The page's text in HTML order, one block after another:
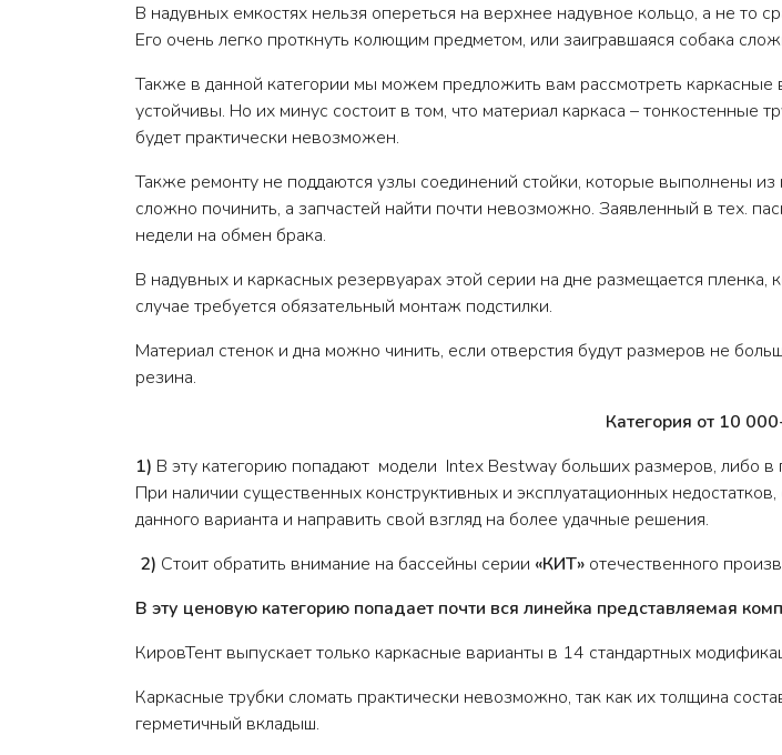
В надувных емкостях нельзя опереться на верхнее надувное кольцо, а не то
Его очень легко проткнуть колющим предметом, или заигравшаяся собака
Также в данной категории мы можем предложить вам рассмотреть
устойчивы. Но их минус состоит в том, что материал каркаса – тонкостенные
будет практически невозможен.
Также ремонту не поддаются узлы соединений стойки, которые выполнены из
сложно починить, а запчастей найти почти невозможно. Заявленный в тех.
недели на обмен брака.
В надувных и каркасных резервуарах этой серии на дне размещается пленка,
случае требуется обязательный монтаж подстилки.
Материал стенок и дна можно чинить, если отверстия будут размеров не
резина.
Категория от 10
1) В эту категорию попадают модели Intex Bestway больших размеров, либо
При наличии существенных конструктивных и эксплуатационных
данного варианта и направить свой взгляд на более удачные решения.
2) Стоит обратить внимание на бассейны серии «КИТ» отечественного
В эту ценовую категорию попадает почти вся линейка представляемая
КировТент выпускает только каркасные варианты в 14 стандартных
Каркасные трубки сломать практически невозможно, так как их толщина
герметичный вкладыш.